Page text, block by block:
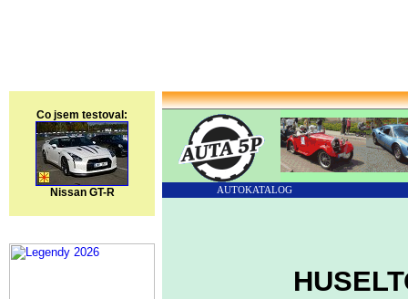
Co jsem testoval:
Nissan GT-R AUTOKATALOG